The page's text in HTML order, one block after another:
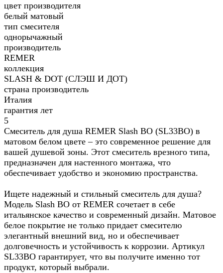
цвет производителя
белый матовый
тип смесителя
однорычажный
производитель
REMER
коллекция
SLASH & DOT (СЛЭШ И ДОТ)
страна производитель
Италия
гарантия лет
5
Смеситель для душа REMER Slash BO (SL33BO) в
матовом белом цвете – это современное решение для
вашей душевой зоны. Этот смеситель врезного типа,
предназначен для настенного монтажа, что
обеспечивает удобство и экономию пространства.
Ищете надежный и стильный смеситель для душа?
Модель Slash BO от REMER сочетает в себе
итальянское качество и современный дизайн. Матовое
белое покрытие не только придает смесителю
элегантный внешний вид, но и обеспечивает
долговечность и устойчивость к коррозии. Артикул
SL33BO гарантирует, что вы получите именно тот
продукт, который выбрали.